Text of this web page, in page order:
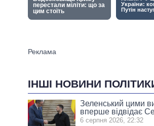
ІНШІ НОВИНИ
Зеленський цими
вперше відвідає
6 серпня 2026, 22:32